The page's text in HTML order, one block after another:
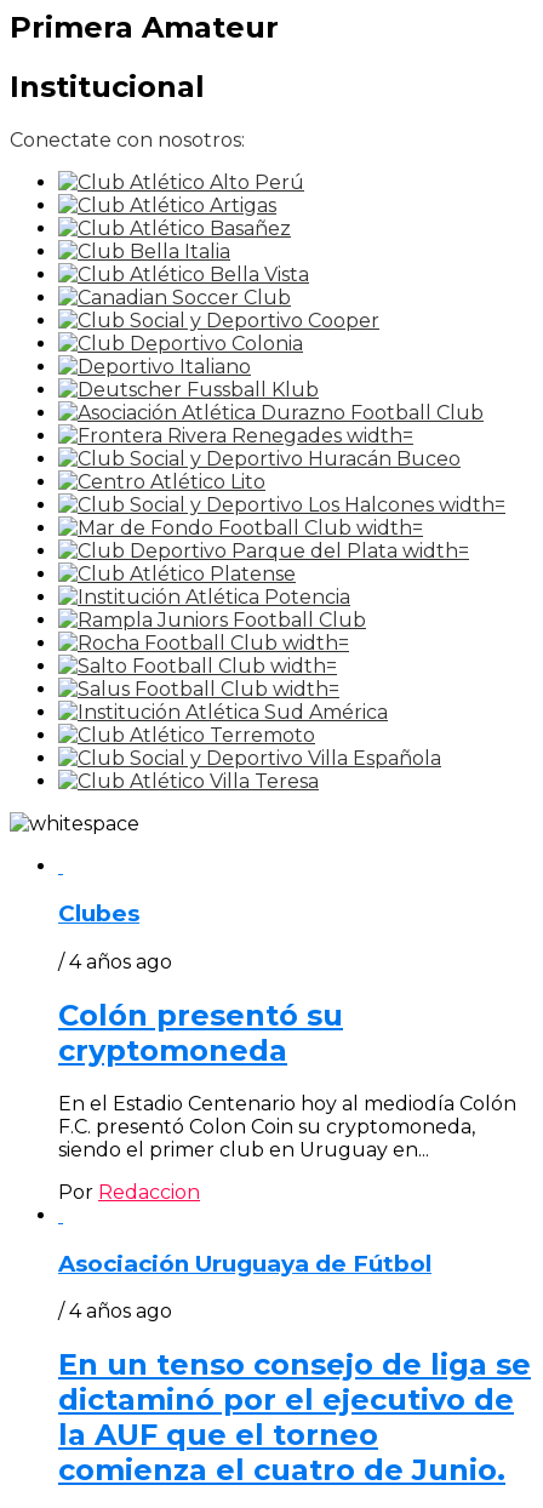
Primera Amateur
Institucional
Conectate con nosotros:
Clubes
/ 4 años ago
Colón presentó su
cryptomoneda
En el Estadio Centenario hoy al mediodía Colón
F.C. presentó Colon Coin su cryptomoneda,
siendo el primer club en Uruguay en...
Por Redaccion
Asociación Uruguaya de Fútbol
/ 4 años ago
En un tenso consejo de liga se
dictaminó por el ejecutivo de
la AUF que el torneo
comienza el cuatro de Junio.